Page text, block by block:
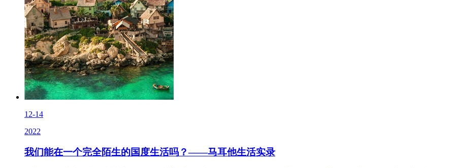
12-14
2022
我们能在一个完全陌生的国度生活吗？——马耳他生活实录